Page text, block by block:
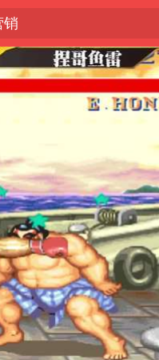
，部分地区可达40℃